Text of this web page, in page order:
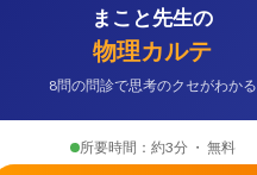
まこと先生の
物理カルテ
8問の問診で思考のクセがわかる
所要時間：約3分 ・ 無料